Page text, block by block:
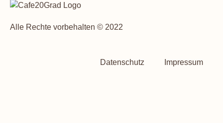
Alle Rechte vorbehalten © 2022
Datenschutz Impressum